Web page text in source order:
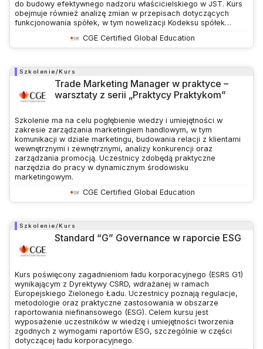
do budowy efektywnego nadzoru właścicielskiego w JST. Kurs
obejmuje również analizę zmian w przepisach dotyczących
funkcjonowania spółek, w tym nowelizacji Kodeksu spółek
CGE Certified Global Education
Szkolenie/Kurs
Trade Marketing Manager w praktyce –
warsztaty z serii „Praktycy Praktykom”
Szkolenie ma na celu pogłębienie wiedzy i umiejętności w
zakresie zarządzania marketingiem handlowym, w tym
komunikacji w dziale marketingu, budowania relacji z klientami
wewnętrznymi i zewnętrznymi, analizy konkurencji oraz
zarządzania promocją. Uczestnicy zdobędą praktyczne
narzędzia do pracy w dynamicznym środowisku
marketingowym.
CGE Certified Global Education
Szkolenie/Kurs
Standard “G” Governance w raporcie ESG
Kurs poświęcony zagadnieniom ładu korporacyjnego (ESRS G1)
wynikającym z Dyrektywy CSRD, wdrażanej w ramach
Europejskiego Zielonego Ładu. Uczestnicy poznają regulacje,
metodologie oraz praktyczne zastosowania w obszarze
raportowania niefinansowego (ESG). Celem kursu jest
wyposażenie uczestników w wiedzę i umiejętności tworzenia
zgodnych z wymogami raportów ESG, szczególnie w części
dotyczącej ładu korporacyjnego.